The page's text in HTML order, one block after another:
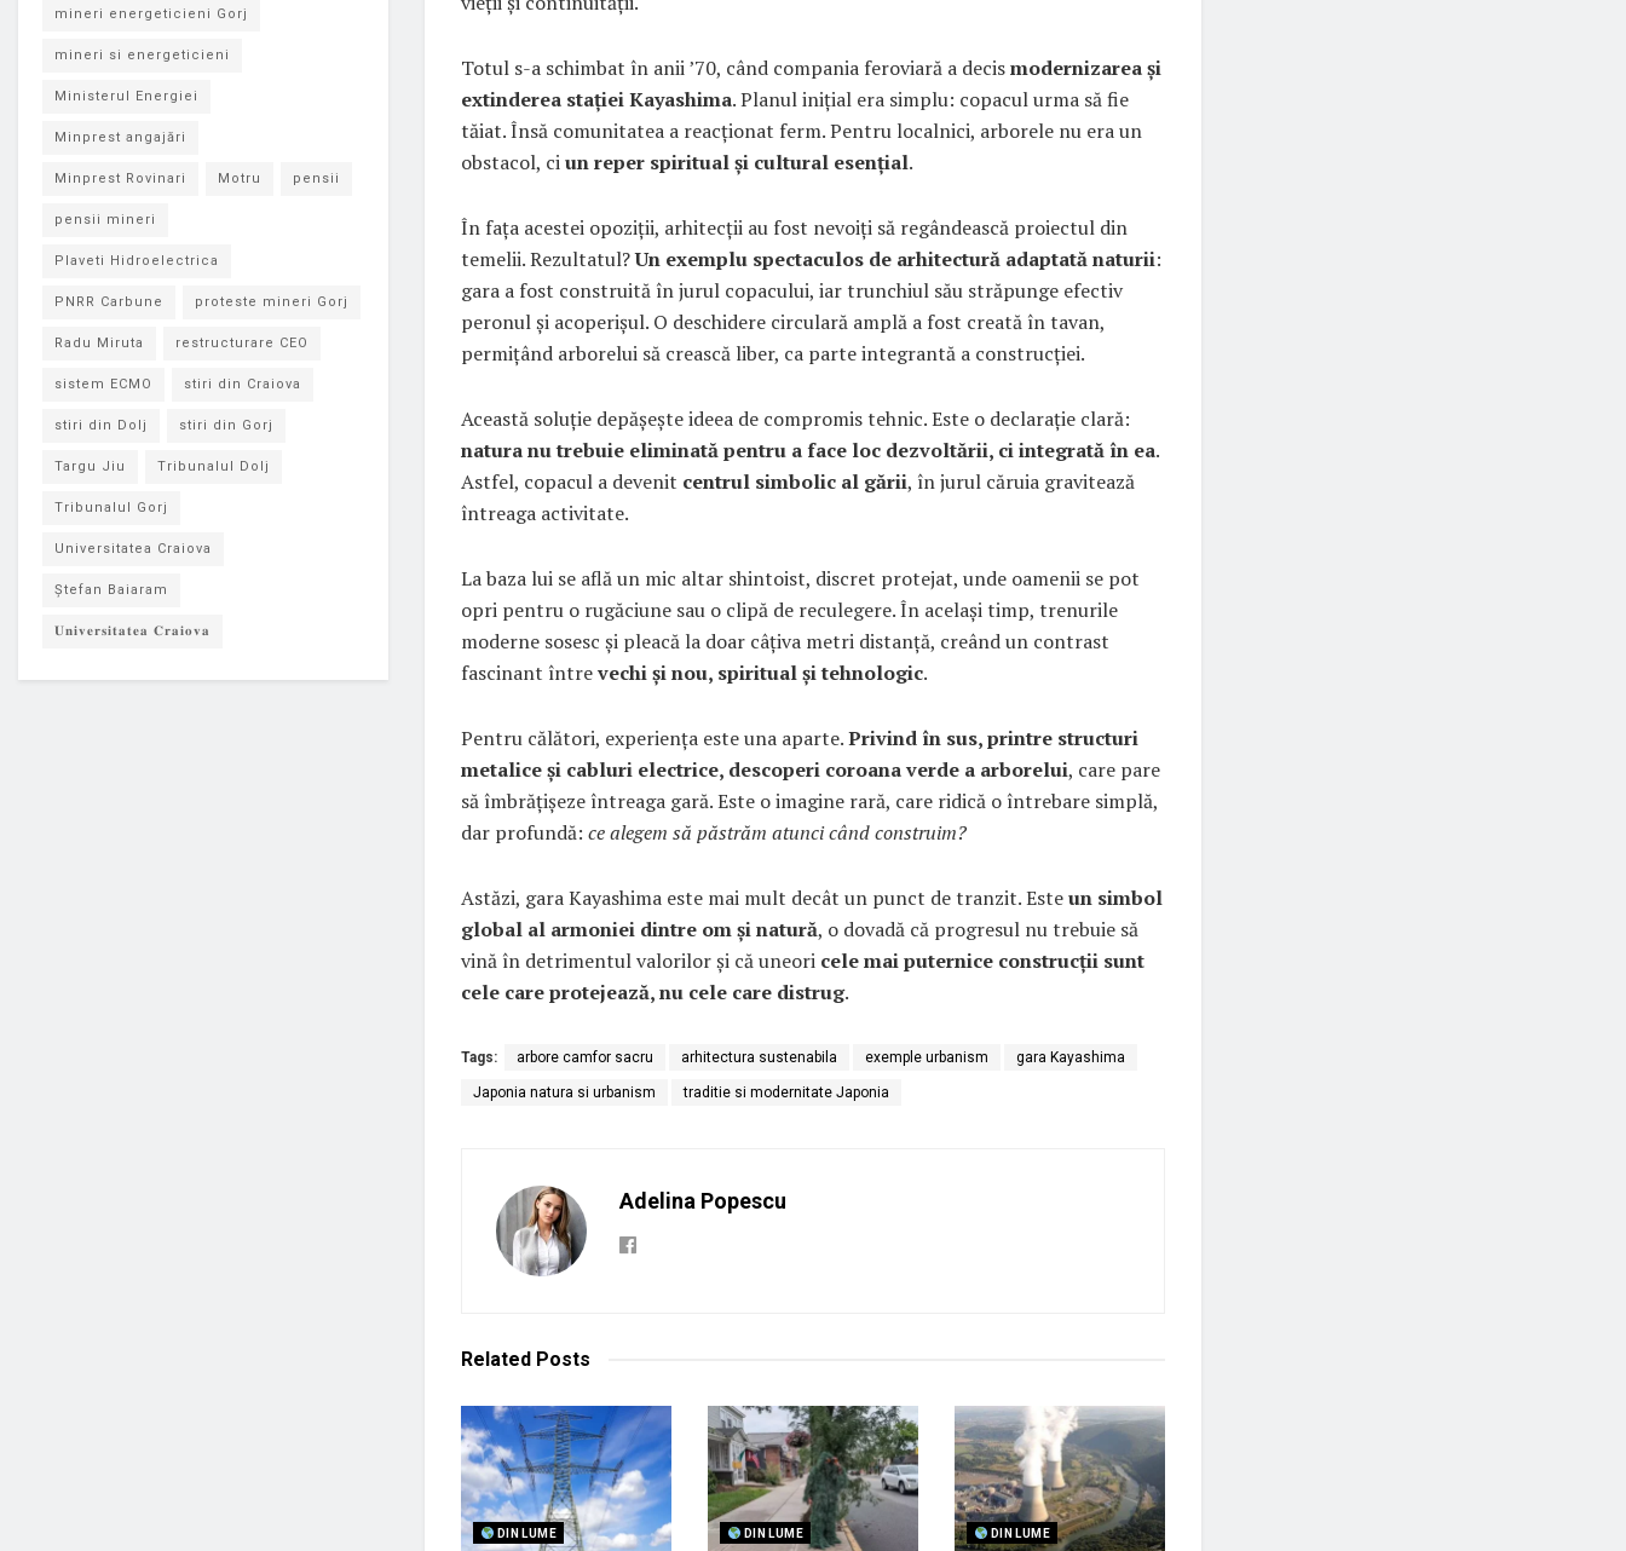
Totul s-a schimbat în anii ’70, când compania feroviară a decismodernizarea și
extinderea stației Kayashima. Planul inițial era simplu: copacul urma să fie
tăiat. Însă comunitatea a reacționat ferm. Pentru localnici, arborele nu era un
obstacol, ciun reper spiritual și cultural esențial.
În fața acestei opoziții, arhitecții au fost nevoiți să regândească proiectul din
temelii. Rezultatul?Un exemplu spectaculos de arhitectură adaptată naturii:
gara a fost construită în jurul copacului, iar trunchiul său străpunge efectiv
peronul și acoperișul. O deschidere circulară amplă a fost creată în tavan,
permițând arborelui să crească liber, ca parte integrantă a construcției.
Această soluție depășește ideea de compromis tehnic. Este o declarație clară:
natura nu trebuie eliminată pentru a face loc dezvoltării, ci integrată în ea.
Astfel, copacul a devenit centrul simbolic al gării, în jurul căruia gravitează
întreaga activitate.
La baza lui se află un mic altar shintoist, discret protejat, unde oamenii se pot
opri pentru o rugăciune sau o clipă de reculegere. În același timp, trenurile
moderne sosesc și pleacă la doar câțiva metri distanță, creând un contrast
fascinant întrevechi și nou, spiritual și tehnologic.
Pentru călători, experiența este una aparte.Privind în sus, printre structuri
metalice și cabluri electrice, descoperi coroana verde a arborelui, care pare
să îmbrățișeze întreaga gară. Este o imagine rară, care ridică o întrebare simplă,
dar profundă: ce alegem să păstrăm atunci când construim?
Astăzi, gara Kayashima este mai mult decât un punct de tranzit. Esteun simbol
global al armoniei dintre om și natură, o dovadă că progresul nu trebuie să
vină în detrimentul valorilor și că uneori cele mai puternice construcții sunt
cele care protejează, nu cele care distrug.
Tags: arbore camfor sacru arhitectura sustenabila exemple urbanism gara Kayashima
Japonia natura si urbanism traditie si modernitate Japonia
Adelina Popescu
Related Posts
DIN LUME DIN LUME DIN LUME
mineri energeticieni Gorj
mineri si energeticieni
Ministerul Energiei
Minprest angajări
Minprest Rovinari Motru pensii
pensii mineri
Plaveti Hidroelectrica
PNRR Carbune proteste mineri Gorj
Radu Miruta restructurare CEO
sistem ECMO stiri din Craiova
stiri din Dolj stiri din Gorj
Targu Jiu Tribunalul Dolj
Tribunalul Gorj
Universitatea Craiova
Ștefan Baiaram
𝐔𝐧𝐢𝐯𝐞𝐫𝐬𝐢𝐭𝐚𝐭𝐞𝐚 𝐂𝐫𝐚𝐢𝐨𝐯𝐚